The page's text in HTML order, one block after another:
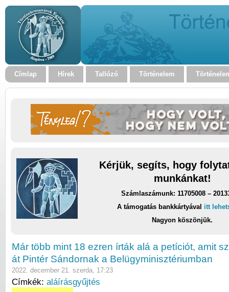
Címlap Hírek Tallózó Történelem
Kérjük, segíts, hogy
munkánkat!
Számlaszámunk: 11705008 –
A támogatás bankkártyával itt
Nagyon köszönjük.
Már több mint 18 ezren írták alá a petíciót, amit
át Pintér Sándornak a Belügyminisztériumban
2022. december 21. szerda, 17:23
Címkék: aláírásgyűjtés